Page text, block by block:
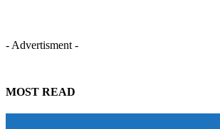
- Advertisment -
MOST READ